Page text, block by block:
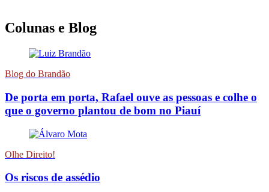
Colunas e Blog
Blog do Brandão
De porta em porta, Rafael ouve as pessoas e colhe o
que o governo plantou de bom no Piauí
Olhe Direito!
Os riscos de assédio